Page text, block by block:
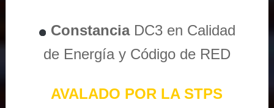
ConstanciaDC3 en Calidad
de Energía y Código de RED
AVALADO POR LA STPS